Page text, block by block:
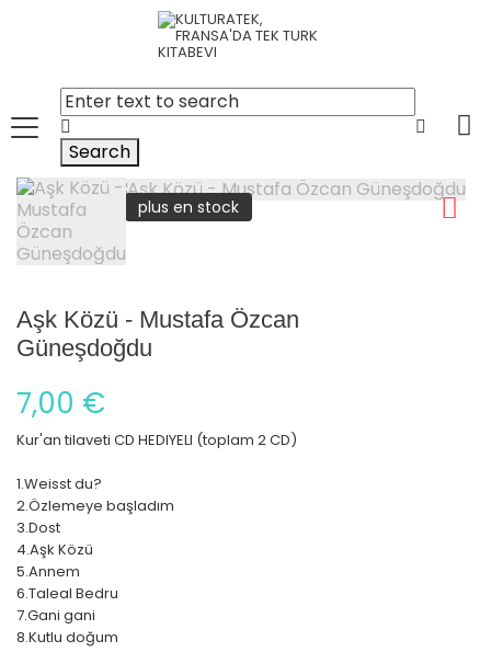
Search
plus en stock
Aşk Közü - Mustafa Özcan
Güneşdoğdu
7,00 €
Kur'an tilaveti CD HEDIYELI (toplam 2 CD)
1.Weisst du?
2.Özlemeye başladım
3.Dost
4.Aşk Közü
5.Annem
6.Taleal Bedru
7.Gani gani
8.Kutlu doğum